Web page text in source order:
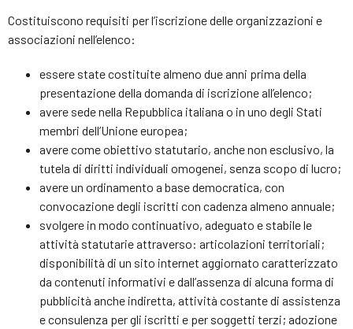
Costituiscono requisiti per l’iscrizione delle organizzazioni e
associazioni nell’elenco:
essere state costituite almeno due anni prima della
presentazione della domanda di iscrizione all’elenco;
avere sede nella Repubblica italiana o in uno degli Stati
membri dell’Unione europea;
avere come obiettivo statutario, anche non esclusivo, la
tutela di diritti individuali omogenei, senza scopo di lucro;
avere un ordinamento a base democratica, con
convocazione degli iscritti con cadenza almeno annuale;
svolgere in modo continuativo, adeguato e stabile le
attività statutarie attraverso: articolazioni territoriali;
disponibilità di un sito internet aggiornato caratterizzato
da contenuti informativi e dall’assenza di alcuna forma di
pubblicità anche indiretta, attività costante di assistenza
e consulenza per gli iscritti e per soggetti terzi; adozione